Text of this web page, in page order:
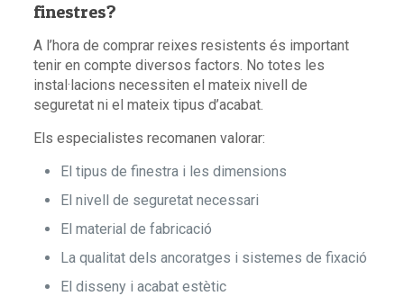
finestres?
A l’hora de comprar reixes resistents és important
tenir en compte diversos factors. No totes les
instal·lacions necessiten el mateix nivell de
seguretat ni el mateix tipus d’acabat.
Els especialistes recomanen valorar:
El tipus de finestra i les dimensions
El nivell de seguretat necessari
El material de fabricació
La qualitat dels ancoratges i sistemes de fixació
El disseny i acabat estètic